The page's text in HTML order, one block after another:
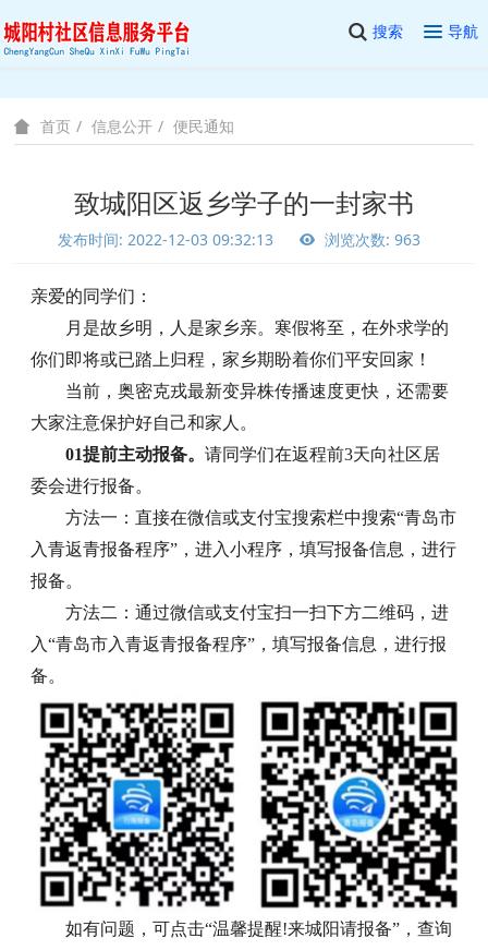
搜索 导航
首页 信息公开 便民通知
致城阳区返乡学子的一封家书
发布时间: 2022-12-03 09:32:13 浏览次数: 963
亲爱的同学们：
月是故乡明，人是家乡亲。寒假将至，在外求学的
你们即将或已踏上归程，家乡期盼着你们平安回家！
当前，奥密克戎最新变异株传播速度更快，还需要
大家注意保护好自己和家人。
01提前主动报备。请同学们在返程前3天向社区居
委会进行报备。
方法一：直接在微信或支付宝搜索栏中搜索“青岛市
入青返青报备程序”，进入小程序，填写报备信息，进行
报备。
方法二：通过微信或支付宝扫一扫下方二维码，进
入“青岛市入青返青报备程序”，填写报备信息，进行报
备。
如有问题，可点击“温馨提醒!来城阳请报备”，查询